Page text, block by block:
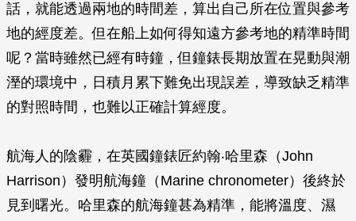
話，就能透過兩地的時間差，算出自己所在位置與參考
地的經度差。但在船上如何得知遠方參考地的精準時間
呢？當時雖然已經有時鐘，但鐘錶長期放置在晃動與潮
溼的環境中，日積月累下難免出現誤差，導致缺乏精準
的對照時間，也難以正確計算經度。
航海人的陰霾，在英國鐘錶匠約翰‧哈里森（John
Harrison）發明航海鐘（Marine chronometer）後終於
見到曙光。哈里森的航海鐘甚為精準，能將溫度、濕